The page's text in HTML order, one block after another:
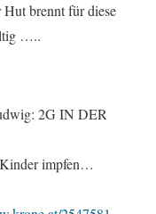
brennt für diese
…..
2G IN DER
impfen…